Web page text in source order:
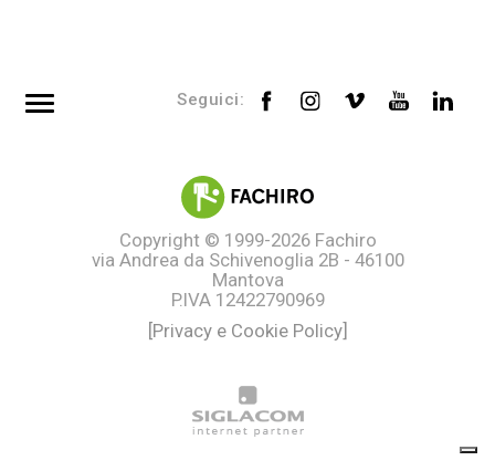
Seguici:
Site mapCopyright © 1999-2026Fachiro
via Andrea da Schivenoglia 2B - 46100
Mantova
P.IVA 12422790969
[Privacy e Cookie Policy]